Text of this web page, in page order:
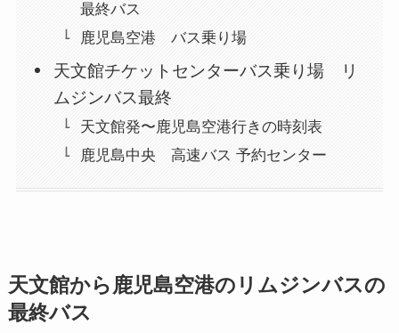
最終バス
鹿児島空港 バス乗り場
天文館チケットセンターバス乗り場 リ
ムジンバス最終
天文館発〜鹿児島空港行きの時刻表
鹿児島中央 高速バス 予約センター
天文館から鹿児島空港のリムジンバスの
最終バス